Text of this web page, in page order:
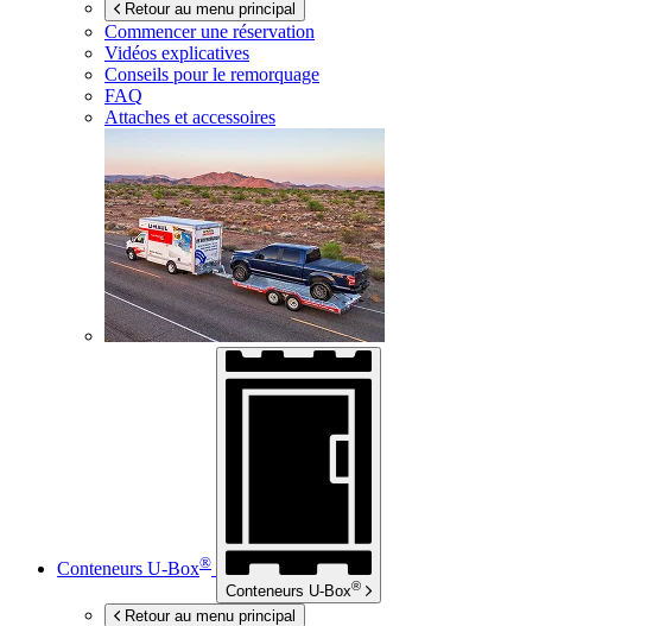
Retour au menu principal
Commencer une réservation
Vidéos explicatives
Conseils pour le remorquage
FAQ
Attaches et accessoires
Conteneurs U-Box®
Conteneurs U-Box®
Retour au menu principal